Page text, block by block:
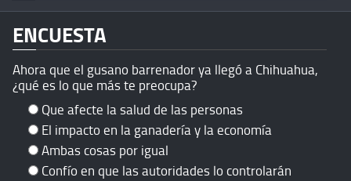
ENCUESTA
Ahora que el gusano barrenador ya llegó a Chihuahua,
¿qué es lo que más te preocupa?
Que afecte la salud de las personas
El impacto en la ganadería y la economía
Ambas cosas por igual
Confío en que las autoridades lo controlarán